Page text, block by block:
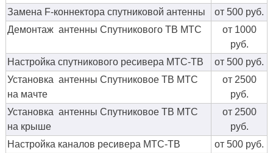
Замена F-коннектора спутниковой антенны
от 500 руб.
Демонтаж антенны Спутникового ТВ МТС
от 1000
руб.
Настройка спутникового ресивера МТС-ТВ
от 500 руб.
Установка антенны Спутниковое ТВ МТС
на мачте
от 2500
руб.
Установка антенны Спутниковое ТВ МТС
на крыше
от 2500
руб.
Настройка каналов ресивера МТС-ТВ
от 500 руб.